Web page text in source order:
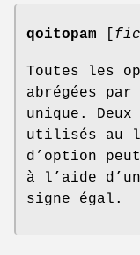
qoitopam
Toutes les
abrégées
unique.
utilisés au
d’option
à l’aide
signe égal.